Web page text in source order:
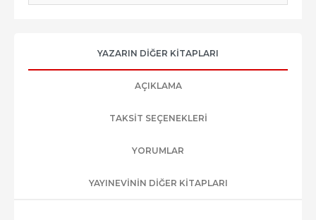
YAZARIN DIĞER KITAPLARI
AÇIKLAMA
TAKSIT SEÇENEKLERI
YORUMLAR
YAYINEVININ DIĞER KITAPLARI